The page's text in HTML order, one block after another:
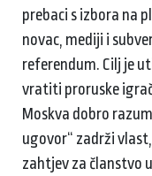
prebaci s izbora na
novac, mediji i
referendum. Cilj je
vratiti proruske
Moskva dobro
ugovor“ zadrži
zahtjev za članstvo